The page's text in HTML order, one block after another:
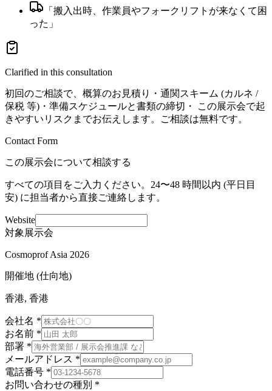
「 搬入出時、作業員やフォークリフトが来なくて困
った 」
Clarified in this consultation
初回のご相談で、概算のお見積り・通関スキーム (カルネ /
保税 等)・準備スケジュールと書類の締切・ この展示会で起
きやすいリスクまでお伝えします。ご相談は無料です。
Contact Form
この展示会について相談する
すべての項目をご入力ください。24〜48 時間以内 (平日目
安) に担当者から直接ご連絡します。
Website
対象展示会
Cosmoprof Asia 2026
開催地 (仕向地)
香港, 香港
会社名 *
お名前 *
部署 *
メールアドレス *
電話番号 *
お問い合わせの種別 *